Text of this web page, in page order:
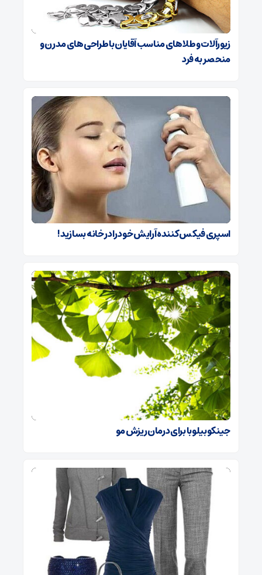
زیورآلات و طلاهای مناسب آقایان با طراحی‌های مدرن و
منحصر به فرد
اسپری فیکس کننده آرایش خود را در خانه بسازید!
جینکوبیلوبا برای درمان ریزش مو